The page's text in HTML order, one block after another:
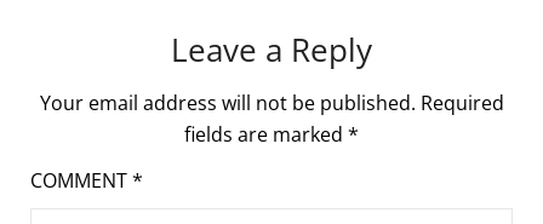
Leave a Reply
Your email address will not be published. Required
fields are marked *
COMMENT*